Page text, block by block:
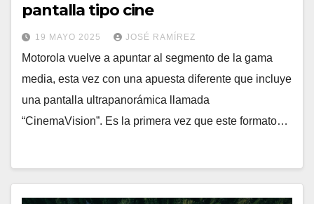
pantalla tipo cine
19 MAYO 2025 JOSÉ RAMÍREZ
Motorola vuelve a apuntar al segmento de la gama
media, esta vez con una apuesta diferente que incluye
una pantalla ultrapanorámica llamada
“CinemaVision”. Es la primera vez que este formato…